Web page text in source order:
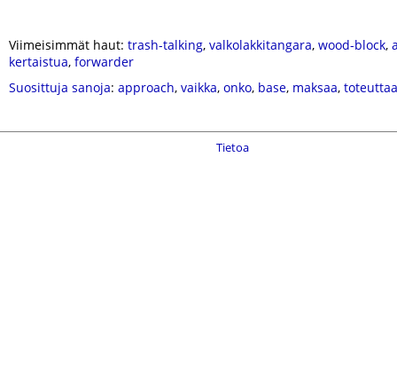
Viimeisimmät haut: trash-talking, valkolakkitangara, wood-block,
kertaistua, forwarder
Suosittuja sanoja: approach, vaikka, onko, base, maksaa, toteuttaa
Tietoa